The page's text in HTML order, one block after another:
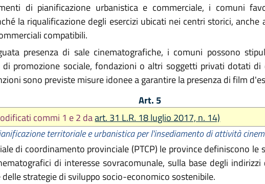
di pianificazione urbanistica e commerciale, i comuni
la riqualificazione degli esercizi ubicati nei centri storici,
compatibili.
presenza di sale cinematografiche, i comuni possono
di promozione sociale, fondazioni o altri soggetti privati dotati di
sono previste misure idonee a garantire la presenza di film
Art. 5
commi 1 e 2 daart. 31 L.R. 18 luglio 2017, n. 14)
territoriale e urbanistica per l'insediamento di attività
di coordinamento provinciale (PTCP) le province definiscono le
di interesse sovracomunale, sulla base degli
strategie di sviluppo socio-economico sostenibile.